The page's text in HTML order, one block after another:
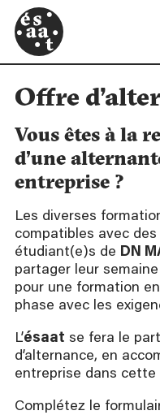
Offre
Vous êtes à la
d’une
entreprise ?
Les diverses
compatibles avec
étudiant(e)s de DN
partager leur
pour une formation
phase avec les
L’ésaat se fera le
d’alternance, en
entreprise dans cette
Complétez le